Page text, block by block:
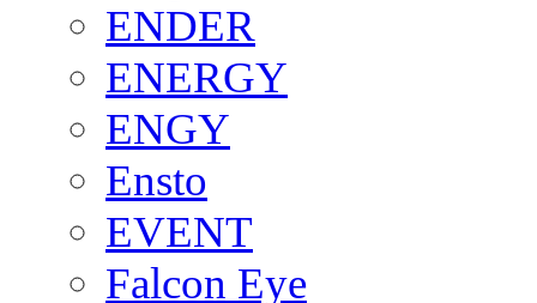
ENDER
ENERGY
ENGY
Ensto
EVENT
Falcon Eye